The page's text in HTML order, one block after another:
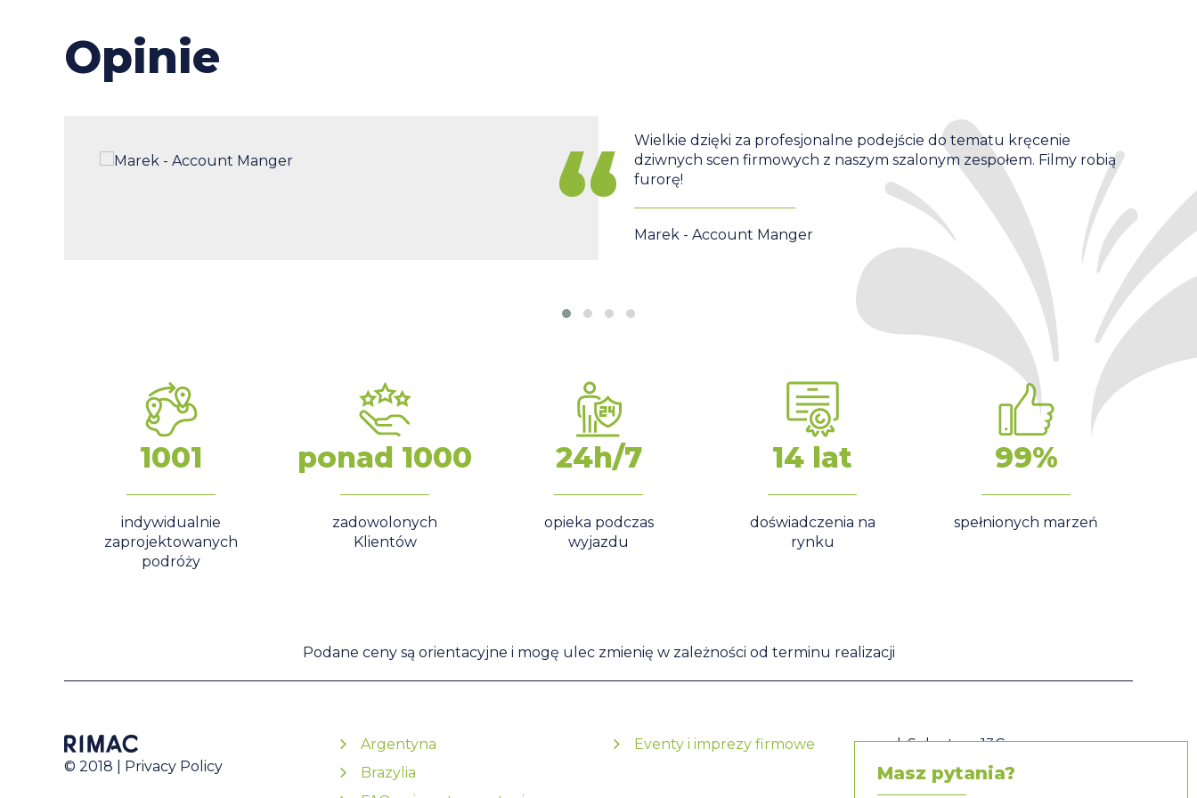
Opinie
Wielkie dzięki za profesjonalne podejście do tematu kręcenie
dziwnych scen firmowych z naszym szalonym zespołem. Filmy robią
furorę!
Marek - Account Manger
1001
indywidualnie
zaprojektowanych
podróży
ponad 1000
zadowolonych
Klientów
24h/7
opieka podczas
wyjazdu
14 lat
doświadczenia na
rynku
99%
spełnionych marzeń
Podane ceny są orientacyjne i mogę ulec zmienię w zależności od terminu realizacji
© 2018 | Privacy Policy
Argentyna
Brazylia
Eventy i imprezy firmowe
ul. Sokratesa 13C
01-909 Warszawa
Masz pytania?